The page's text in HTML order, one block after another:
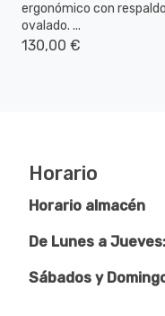
ergonómico con respaldo
ovalado. ...
130,00 €
Horario
Horario almacén
De Lunes a Jueves:
Sábados y